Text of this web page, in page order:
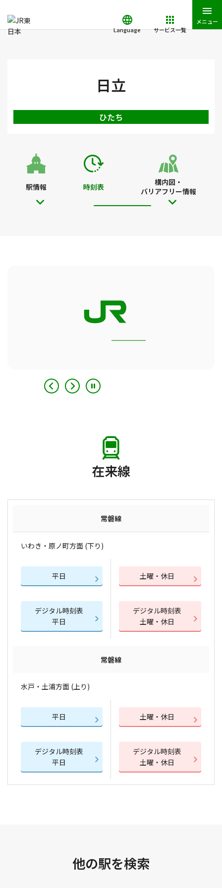
Language サービス一覧
メニュー
日立
ひたち
駅情報 時刻表
構内図・
バリアフリー情報
在来線
常磐線
いわき・原ノ町方面 (下り)
平日 土曜・休日
デジタル時刻表
平日
デジタル時刻表
土曜・休日
常磐線
水戸・土浦方面 (上り)
平日 土曜・休日
デジタル時刻表
平日
デジタル時刻表
土曜・休日
他の駅を検索